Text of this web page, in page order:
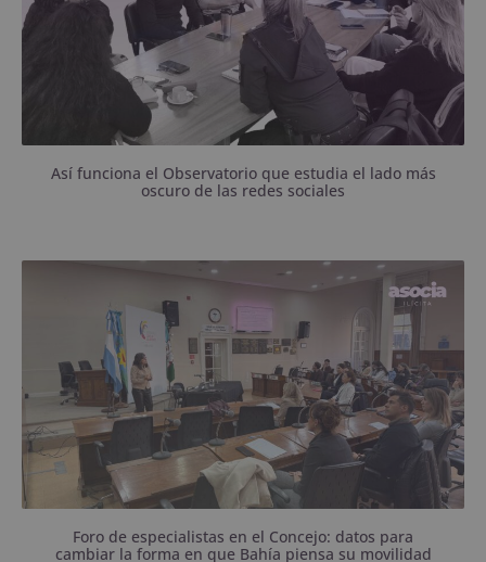
Así funciona el Observatorio que estudia el lado más
oscuro de las redes sociales
Investigadores de la UNS y el Conicet presentaron
estudios sobre transporte público, ciclovías,
actividad física, contaminación y planificación
urbana.
Foro de especialistas en el Concejo: datos para
cambiar la forma en que Bahía piensa su movilidad